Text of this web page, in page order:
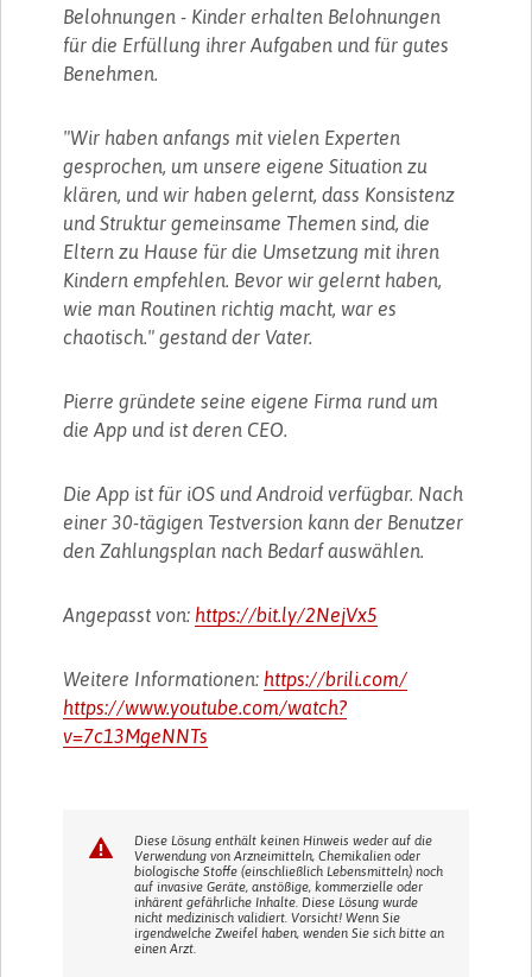
Belohnungen - Kinder erhalten Belohnungen
für die Erfüllung ihrer Aufgaben und für gutes
Benehmen.
"Wir haben anfangs mit vielen Experten
gesprochen, um unsere eigene Situation zu
klären, und wir haben gelernt, dass Konsistenz
und Struktur gemeinsame Themen sind, die
Eltern zu Hause für die Umsetzung mit ihren
Kindern empfehlen. Bevor wir gelernt haben,
wie man Routinen richtig macht, war es
chaotisch." gestand der Vater.
Pierre gründete seine eigene Firma rund um
die App und ist deren CEO.
Die App ist für iOS und Android verfügbar. Nach
einer 30-tägigen Testversion kann der Benutzer
den Zahlungsplan nach Bedarf auswählen.
Angepasst von: https://bit.ly/2NejVx5
Weitere Informationen: https://brili.com/
https://www.youtube.com/watch?
v=7c13MgeNNTs
Diese Lösung enthält keinen Hinweis weder auf die
Verwendung von Arzneimitteln, Chemikalien oder
biologische Stoffe (einschließlich Lebensmitteln) noch
auf invasive Geräte, anstößige, kommerzielle oder
inhärent gefährliche Inhalte. Diese Lösung wurde
nicht medizinisch validiert. Vorsicht! Wenn Sie
irgendwelche Zweifel haben, wenden Sie sich bitte an
einen Arzt.